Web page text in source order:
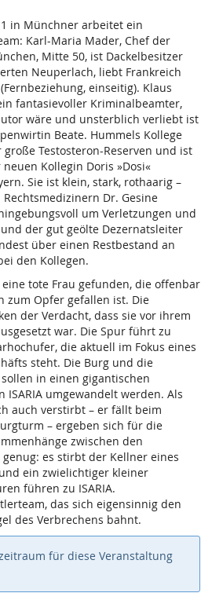
in Münchner arbeitet ein
Karl-Maria Mader, Chef der
Mitte 50, ist Dackelbesitzer
Neuperlach, liebt Frankreich
einseitig). Klaus
fantasievoller Kriminalbeamter,
wäre und unsterblich verliebt ist
Beate. Hummels Kollege
Testosteron-Reserven und ist
Kollegin Doris »Dosi«
Sie ist klein, stark, rothaarig –
Rechtsmedizinern Dr. Gesine
um Verletzungen und
der gut geölte Dezernatsleiter
über einen Restbestand an
den Kollegen.
tote Frau gefunden, die offenbar
zum Opfer gefallen ist. Die
der Verdacht, dass sie vor ihrem
war. Die Spur führt zu
die aktuell im Fokus eines
steht. Die Burg und die
in einen gigantischen
ISARIA umgewandelt werden. Als
auch verstirbt – er fällt beim
– ergeben sich für die
zwischen den
es stirbt der Kellner eines
ein zwielichtiger kleiner
führen zu ISARIA.
das sich eigensinnig den
des Verbrechens bahnt.
für diese Veranstaltung